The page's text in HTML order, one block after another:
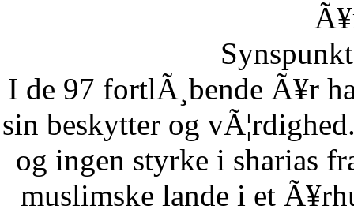
I de 97 fortlÃ¸bende Ã¥r
sin beskytter og
og ingen styrke i sharias
muslimske lande i et